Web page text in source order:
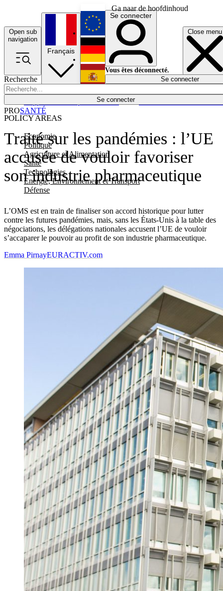
Ga naar de hoofdinhoud
Open sub
navigation
Close menu
Recherche
Se connecter
POLICY AREAS
Economie
Politique
Agriculture et Alimentation
Santé
Technologies
Energie, Environnement et Transport
Défense
Économie
Français
English
Deutsch
Español
Se connecter
Vous êtes déconnecté.
Se connecter
Traité sur les pandémies : l’UE
accusée de vouloir favoriser
son industrie pharmaceutique
L’OMS est en train de finaliser son accord historique pour lutter
contre les futures pandémies, mais, sans les États-Unis à la table des
négociations, les délégations nationales accusent l’UE de vouloir
s’accaparer le pouvoir au profit de son industrie pharmaceutique.
PROSANTÉ
Emma PirnayEURACTIV.com